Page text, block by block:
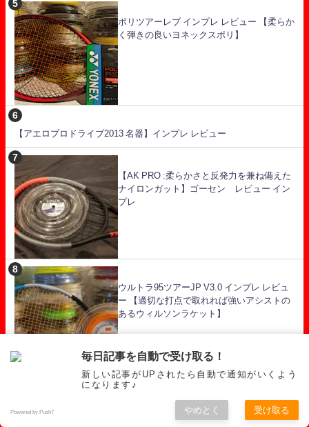
ポリツアーレブ インプレ レビュー 【柔らか
く弾きの良いヨネックスポリ】
【アエロプロドライブ2013 名器】インプレ レビュー
【AK PRO :柔らかさと反発力を兼ね備えた
ナイロンガット】ゴーセン レビュー イン
プレ
ウルトラ95ツアーJP V3.0 インプレ レビュ
ー 【適切な打点で取れれば強いアシストの
あるウィルソンラケット】
【辛口評価】プロスタッフ97 V13.0 インプ
レ レビュー 【ウィルソン 使用者を選ぶ上級
毎日記事を自動で受け取る！
新しい記事がUPされたら自動で通知がいくよう
になります♪
Powered by Push7 やめとく 受け取る